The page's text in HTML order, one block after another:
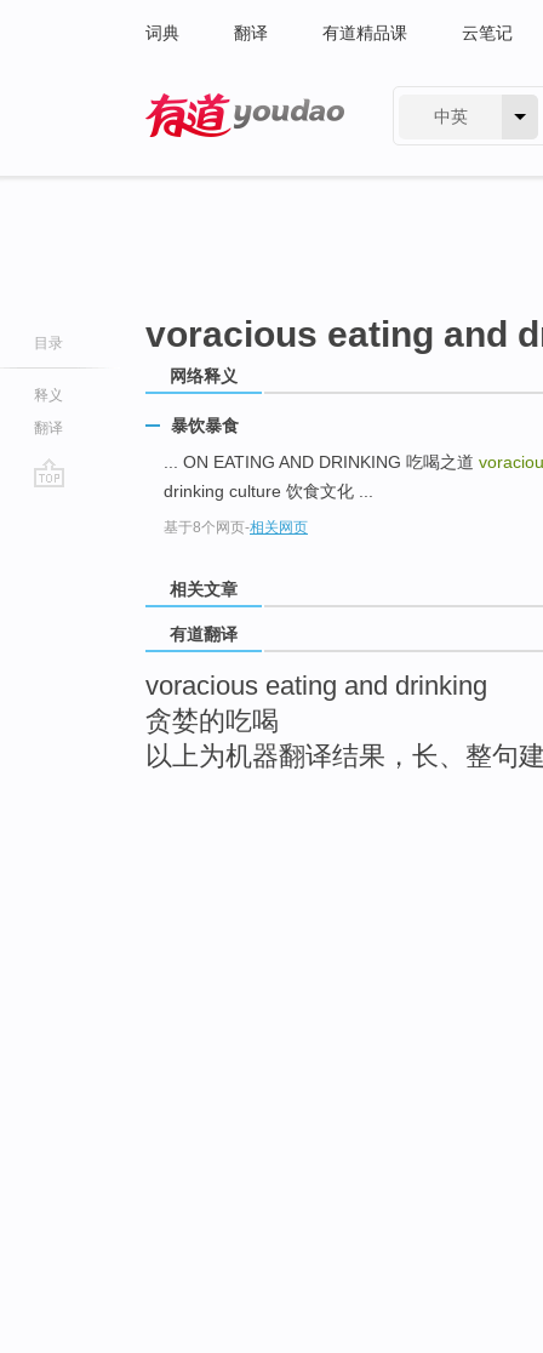
词典 翻译 有道精品课 云笔记
中英
目录
释义
翻译
voracious eating and
网络释义
暴饮暴食
... ON EATING AND DRINKING 吃喝之道
drinking culture 饮食文化 ...
基于8个网页-相关网页
相关文章
有道翻译
voracious eating and drinking
贪婪的吃喝
以上为机器翻译结果，长、整句